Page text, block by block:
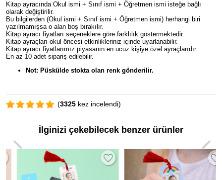
Kitap ayracında Okul ismi + Sınıf ismi + Öğretmen ismi isteğe bağlı
olarak değiştirilir.
Bu bilgilerden (Okul ismi + Sınıf ismi + Öğretmen ismi) herhangi biri
yazılmamışsa o alan boş bırakılır.
Kitap ayracı fiyatları seçeneklere göre farklılık göstermektedir.
Kitap ayraçları okul öncesi etkinlikleriniz içinde uyarlanabilir.
Kitap ayracı fiyatlarımız piyasanın en ucuz kişiye özel ayraçlarıdır.
En az 10 adet sipariş edilebilir.
Not: Püskülde stokta olan renk gönderilir.
(3325 kez incelendi)
İlginizi çekebilecek benzer ürünler